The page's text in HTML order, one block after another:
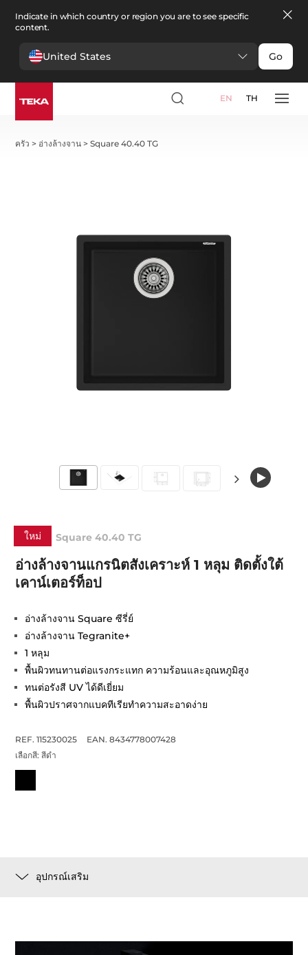
Indicate in which country or region you are to see specific
content.
United States Go
EN TH
ครัว > อ่างล้างจาน >Square 40.40 TG
ใหม่ Square 40.40 TG
อ่างล้างจานแกรนิตสังเคราะห์ 1 หลุม ติดตั้งใต้
เคาน์เตอร์ท็อป
อ่างล้างจาน Square ซีรี่ย์
อ่างล้างจาน Tegranite+
1 หลุม
พื้นผิวทนทานต่อแรงกระแทก ความร้อนและอุณหภูมิสูง
ทนต่อรังสี UV ได้ดีเยี่ยม
พื้นผิวปราศจากแบคทีเรียทำความสะอาดง่าย
REF. 115230025
EAN. 8434778007428
เลือกสี:สีดำ
อุปกรณ์เสริม